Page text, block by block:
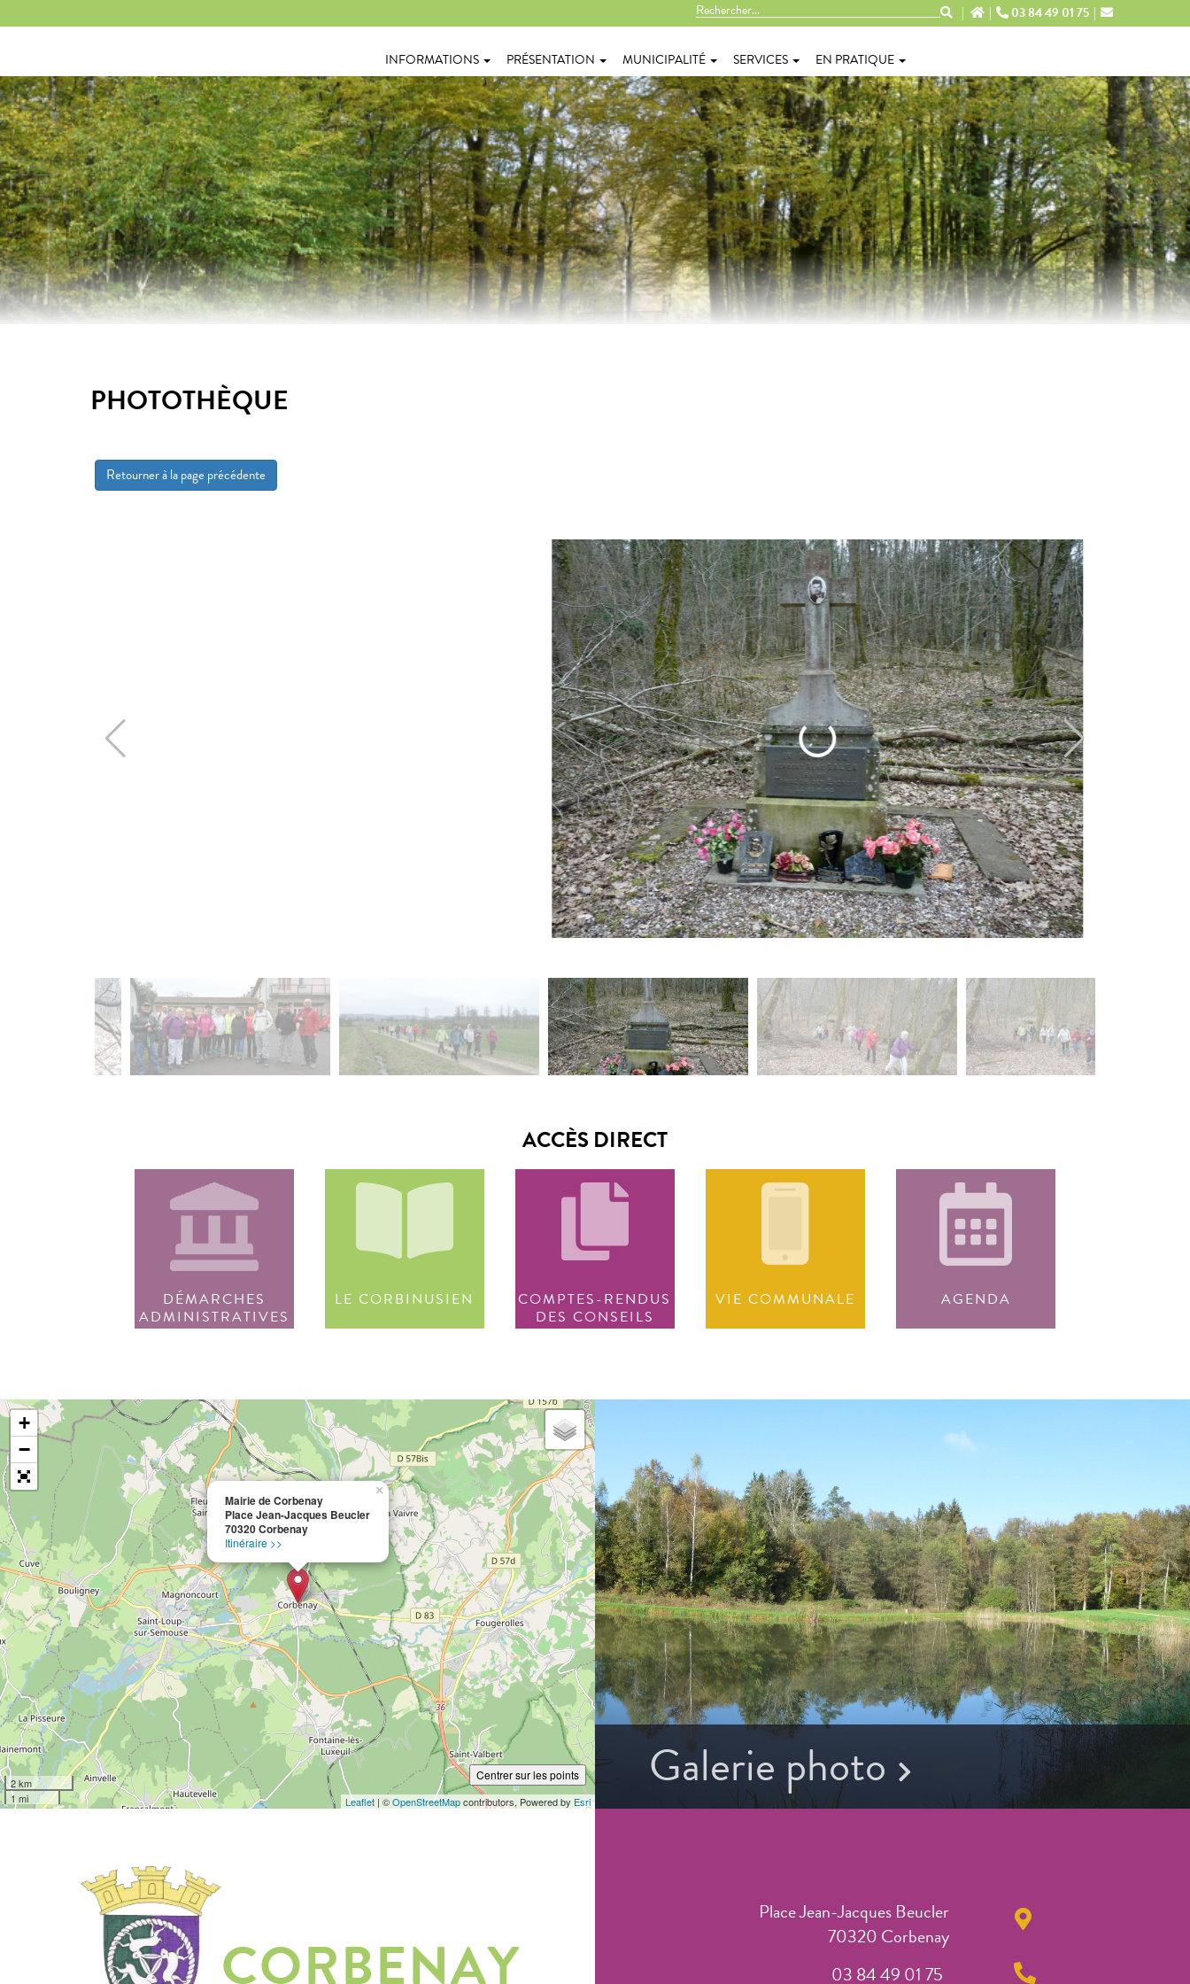
03 84 49 01 75
INFORMATIONS PRÉSENTATION MUNICIPALITÉ SERVICES EN PRATIQUE
PHOTOTHÈQUE
Retourner à la page précédente
ACCÈS DIRECT
DÉMARCHES
ADMINISTRATIVES
LE CORBINUSIEN
COMPTES-RENDUS
DES CONSEILS
VIE COMMUNALE AGENDA
Mairie de Corbenay
Place Jean-Jacques Beucler
70320 Corbenay
Itinéraire >>
×
+
−
2 km
1 mi
Centrer sur les points
Leaflet | ©OpenStreetMapcontributors, Powered by Esri
Galerie photo
CORBENAY
Place Jean-Jacques Beucler
70320 Corbenay
03 84 49 01 75